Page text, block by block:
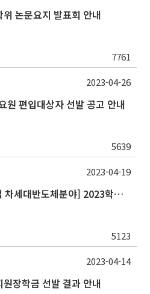
논문요지 발표회 안내
7761
원 편입대상자 선발 공고 안내
5639
2023-04-26
[디지털혁신공유대학사업 차세대반도체분야] 2023학년도 여름기 강원대학교 교류 수학 안내
5123
2023-04-19
장학금 선발 결과 안내
2023-04-14